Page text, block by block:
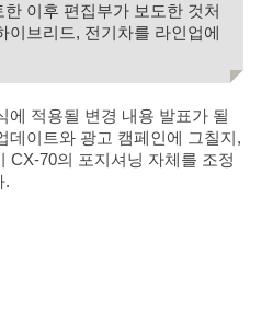
이후 편집부가 보도한 것처
이브리드, 전기차를 라인업에
에 적용될 변경 내용 발표가 될
데이트와 광고 캠페인에 그칠지,
CX-70의 포지셔닝 자체를 조정
.